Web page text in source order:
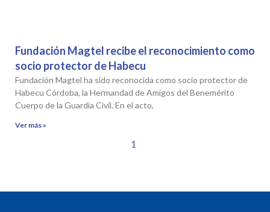
Fundación Magtel recibe el reconocimiento como
socio protector de Habecu
Fundación Magtel ha sido reconocida como socio protector de
Habecu Córdoba, la Hermandad de Amigos del Benemérito
Cuerpo de la Guardia Civil. En el acto,
Ver más »
1